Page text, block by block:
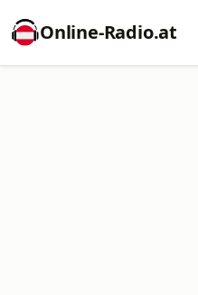
Online‑Radio.at